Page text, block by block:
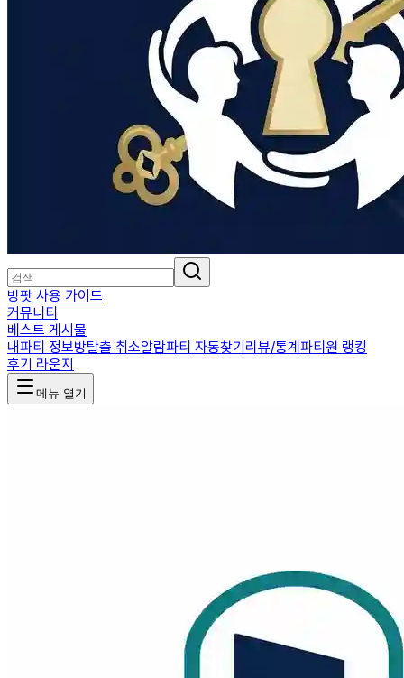
방팟 사용 가이드
커뮤니티
베스트 게시물
내파티 정보방탈출 취소알람파티 자동찾기리뷰/통계파티원 랭킹
후기 라운지
메뉴 열기